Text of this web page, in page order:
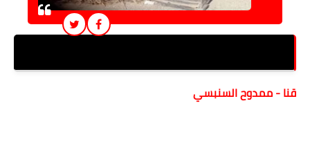
قنا - ممدوح السنبسي